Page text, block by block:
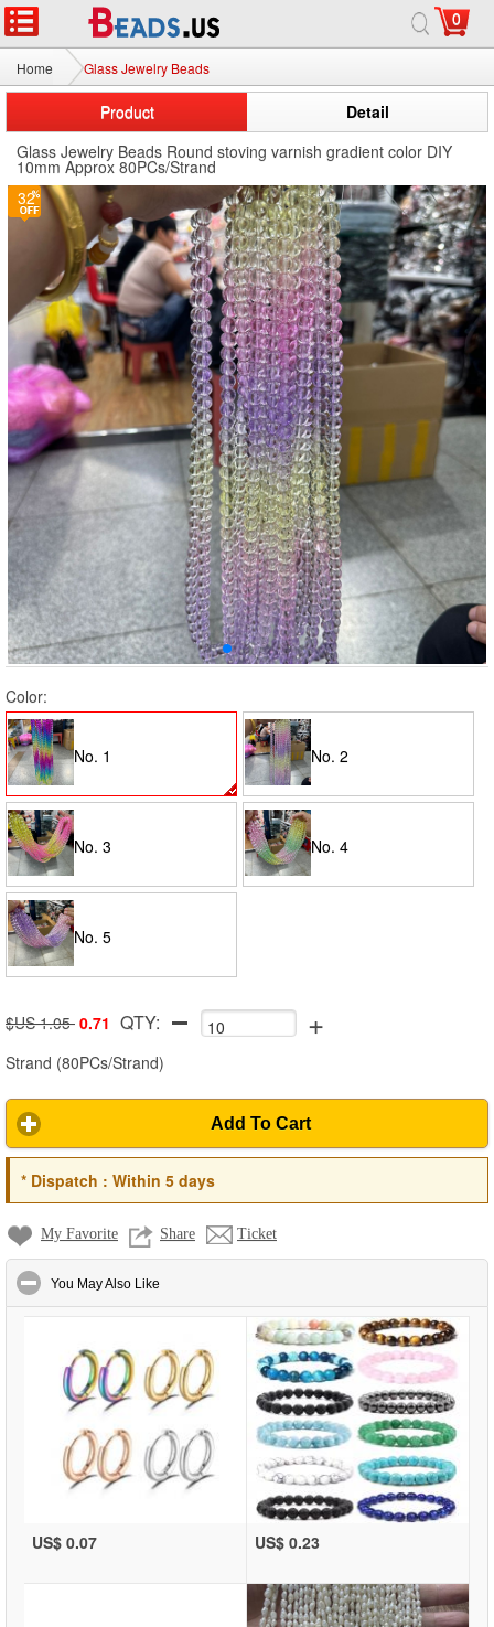
0
Home Glass Jewelry Beads
Product
Detail
Glass Jewelry Beads Round stoving varnish gradient color DIY
10mm Approx 80PCs/Strand
32
Color:
No. 1 No. 2
No. 3 No. 4
No. 5
$US 1.05 0.71 QTY: +
Strand (80PCs/Strand)
Add To Cart
*Dispatch : Within 5 days
My Favorite Share Ticket
You May Also Like
US$ 0.07 US$ 0.23